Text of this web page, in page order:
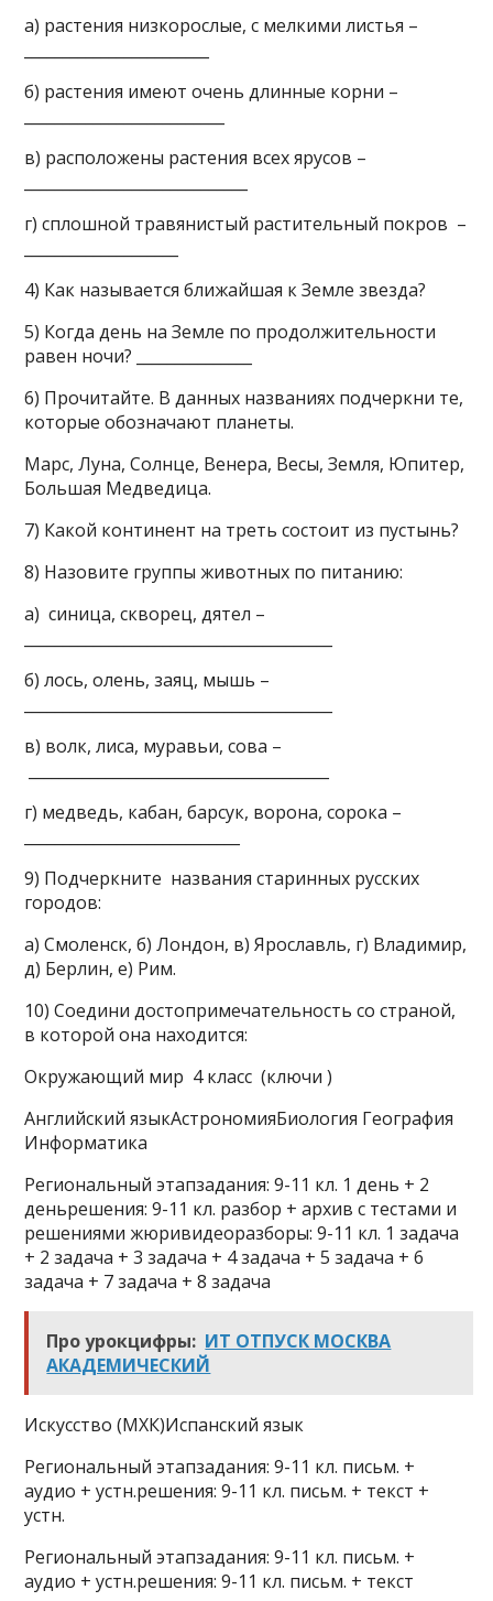
а) растения низкорослые, с мелкими листья –
б) растения имеют очень длинные корни –
в) расположены растения всех ярусов –
г) сплошной травянистый растительный покров –
4) Как называется ближайшая к Земле звезда?
5) Когда день на Земле по продолжительности
равен ночи? _______________
6) Прочитайте. В данных названиях подчеркни те,
которые обозначают планеты.
Марс, Луна, Солнце, Венера, Весы, Земля, Юпитер,
Большая Медведица.
7) Какой континент на треть состоит из пустынь?
8) Назовите группы животных по питанию:
а) синица, скворец, дятел –
б) лось, олень, заяц, мышь –
в) волк, лиса, муравьи, сова –
г) медведь, кабан, барсук, ворона, сорока –
9) Подчеркните названия старинных русских
городов:
а) Смоленск, б) Лондон, в) Ярославль, г) Владимир,
д) Берлин, е) Рим.
10) Соедини достопримечательность со страной,
в которой она находится:
Окружающий мир 4 класс (ключи )
Английский языкАстрономияБиология География
Информатика
Региональный этапзадания: 9-11 кл. 1 день + 2
деньрешения: 9-11 кл. разбор + архив с тестами и
решениями жюривидеоразборы: 9-11 кл. 1 задача
+ 2 задача + 3 задача + 4 задача + 5 задача + 6
задача + 7 задача + 8 задача
Про урокцифры: ИТ ОТПУСК МОСКВА
АКАДЕМИЧЕСКИЙ
Искусство (МХК)Испанский язык
Региональный этапзадания: 9-11 кл. письм. +
аудио + устн.решения: 9-11 кл. письм. + текст +
устн.
Региональный этапзадания: 9-11 кл. письм. +
аудио + устн.решения: 9-11 кл. письм. + текст